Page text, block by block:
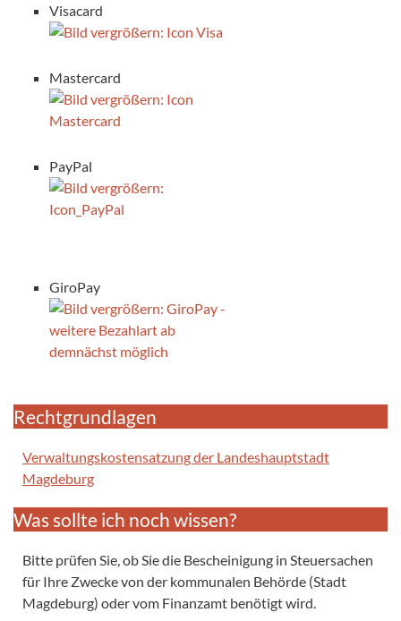
Visacard
Mastercard
PayPal
GiroPay
Rechtgrundlagen
Verwaltungskostensatzung der Landeshauptstadt
Magdeburg
Was sollte ich noch wissen?
Bitte prüfen Sie, ob Sie die Bescheinigung in Steuersachen
für Ihre Zwecke von der kommunalen Behörde (Stadt
Magdeburg) oder vom Finanzamt benötigt wird.